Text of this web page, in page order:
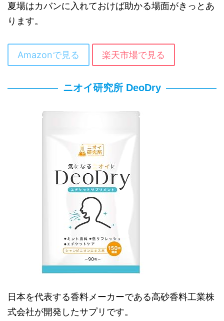
夏場はカバンに入れておけば助かる場面がきっとあ
ります。
Amazonで見る 楽天市場で見る
ニオイ研究所 DeoDry
日本を代表する香料メーカーである高砂香料工業株
式会社が開発したサプリです。